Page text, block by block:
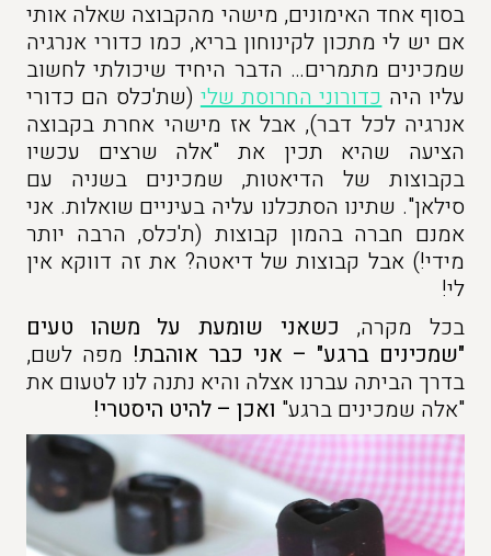
בסוף אחד האימונים, מישהי מהקבוצה שאלה אותי
אם יש לי מתכון לקינוחון בריא, כמו כדורי אנרגיה
שמכינים מתמרים… הדבר היחיד שיכולתי לחשוב
עליו היהכדורוני החרוסת שלי(שת'כלס הם כדורי
אנרגיה לכל דבר), אבל אז מישהי אחרת בקבוצה
הציעה שהיא תכין את "אלה שרצים עכשיו
בקבוצות של הדיאטות, שמכינים בשניה עם
סילאן". שתינו הסתכלנו עליה בעיניים שואלות. אני
אמנם חברה בהמון קבוצות (ת'כלס, הרבה יותר
מידי!) אבל קבוצות של דיאטה? את זה דווקא אין
לי!
בכל מקרה, כשאני שומעת על משהו טעים
"שמכינים ברגע" – אני כבר אוהבת! מפה לשם,
בדרך הביתה עברנו אצלה והיא נתנה לנו לטעום את
"אלה שמכינים ברגע" ואכן – להיט היסטרי!